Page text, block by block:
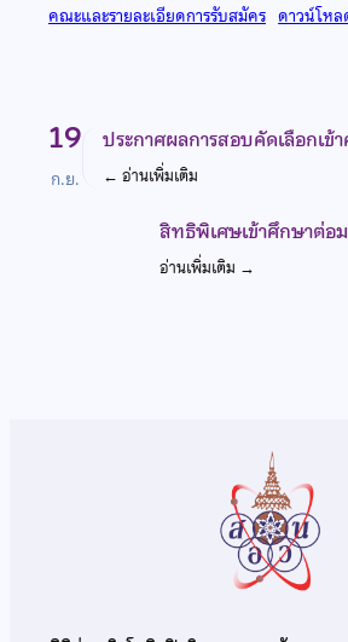
คณะและรายละเอียดการรับสมัคร ดาวน์โหล
19
ก.ย.
ประกาศผลการสอบคัดเลือกเข้
← อ่านเพิ่มเติม
สิทธิพิเศษเข้าศึกษาต่อ
อ่านเพิ่มเติม →